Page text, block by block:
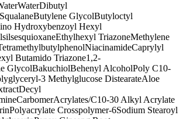
WaterDibutyl
SqualaneButylene GlycolButyloctyl
Hydroxybenzoyl Hexyl
Ethylhexyl TriazoneMethylene
NiacinamideCaprylyl
Butamido Triazone1,2-
GlycolBakuchiolBehenyl AlcoholPoly C10-
3 Methylglucose DistearateAloe
Decyl
CarbomerAcrylates/C10-30 Alkyl Acrylate
Polyacrylate Crosspolymer-6Sodium Stearoyl